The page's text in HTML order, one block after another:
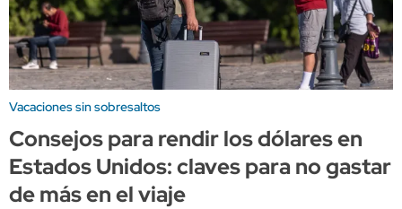
Vacaciones sin sobresaltos
Consejos para rendir los dólares en
Estados Unidos: claves para no gastar
de más en el viaje